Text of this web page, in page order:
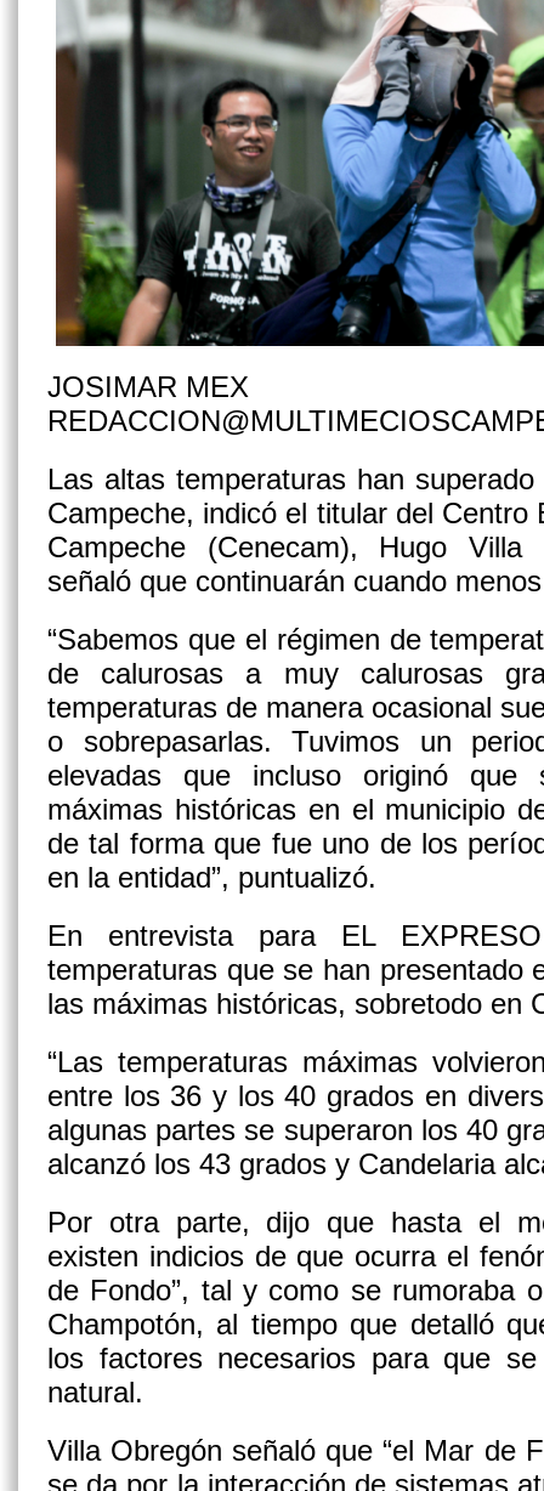
JOSIMAR MEX
Las altas temperaturas han
Campeche, indicó el titular del Centro
Campeche (Cenecam), Hugo
señaló que continuarán cuando
“Sabemos que el régimen de
de calurosas a muy calurosas
temperaturas de manera ocasional
o sobrepasarlas. Tuvimos un
elevadas que incluso originó que
máximas históricas en el municipio
de tal forma que fue uno de los
en la entidad”, puntualizó.
En entrevista para EL
temperaturas que se han presentado
las máximas históricas, sobretodo en
“Las temperaturas máximas
entre los 36 y los 40 grados en
algunas partes se superaron los 40
alcanzó los 43 grados y Candelaria
Por otra parte, dijo que hasta el
existen indicios de que ocurra el
de Fondo”, tal y como se rumoraba
Champotón, al tiempo que detalló
los factores necesarios para que
natural.
Villa Obregón señaló que “el Mar de
se da por la interacción de sistemas